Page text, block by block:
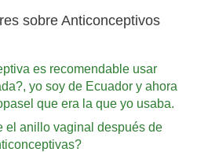
sobre Anticonceptivos
es recomendable usar
yo soy de Ecuador y ahora
que era la que yo usaba.
el anillo vaginal después de